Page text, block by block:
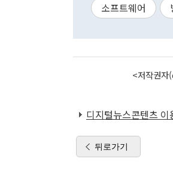
소프트웨어
<저작권자
디지털뉴스콘텐츠 이
뒤로가기